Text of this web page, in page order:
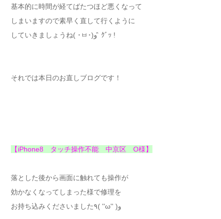
基本的に時間が経てばたつほど悪くなって
しまいますので素早く直して行くように
していきましょうね( ･ㅂ･)و ̑̑ ｸﾞｯ !
それでは本日のお直しブログです！
【iPhone8 タッチ操作不能 中京区 O様】
落とした後から画面に触れても操作が
効かなくなってしまった様で修理を
お持ち込みくださいました٩( ''ω'' )و